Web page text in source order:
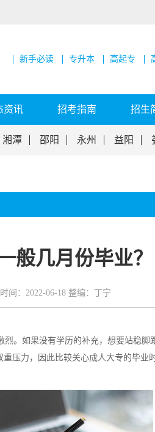
新手必读 专升本 高起专
资讯 招考指南 招生
湘潭 邵阳 永州 益阳
般几月份毕业？
间：2022-06-18 整编：丁宁
。如果没有学历的补充，想要站稳脚
压力，因此比较关心成人大专的毕业
湖南工业大学